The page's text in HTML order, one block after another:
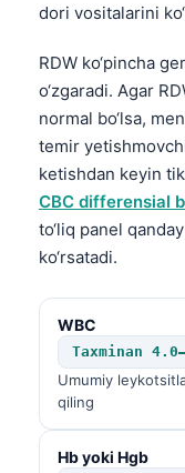
dori vositalarini
RDW ko‘pincha
o‘zgaradi. Agar
normal bo‘lsa,
temir
ketishdan keyin
CBC differensial
to‘liq panel
ko‘rsatadi.
WBC
Taxminan
Umumiy
qiling
Hb yoki Hgb